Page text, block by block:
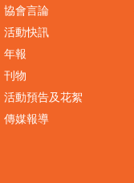
協會言論
活動快訊
年報
刊物
活動預告及花絮
傳媒報導